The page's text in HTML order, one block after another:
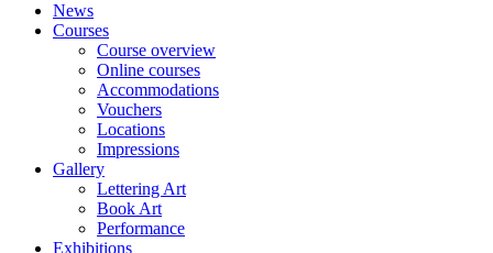
News
Courses
Course overview
Online courses
Accommodations
Vouchers
Locations
Impressions
Gallery
Lettering Art
Book Art
Performance
Exhibitions